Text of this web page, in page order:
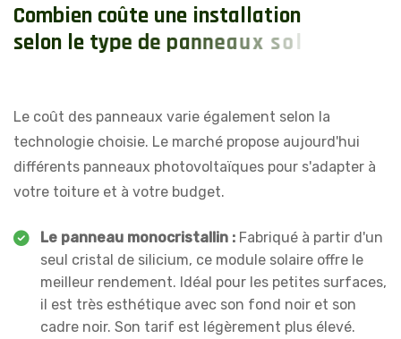
Combien coûte une installation
selon le type de panneauxs olai
Le coût des panneaux varie également selon la
technologie choisie. Le marché propose aujourd'hui
différents panneaux photovoltaïques pour s'adapter à
votre toiture et à votre budget.
Le panneau monocristallin : Fabriqué à partir d'un
seul cristal de silicium, ce module solaire offre le
meilleur rendement. Idéal pour les petites surfaces,
il est très esthétique avec son fond noir et son
cadre noir. Son tarif est légèrement plus élevé.